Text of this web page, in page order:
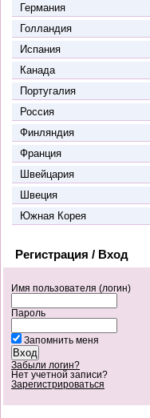
Германия
Голландия
Испания
Канада
Португалия
Россия
Финляндия
Франция
Швейцария
Швеция
Южная Корея
Регистрация / Вход
Имя пользователя (логин)
Пароль
Запомнить меня
Забыли логин?
Нет учетной записи?
Зарегистрироваться